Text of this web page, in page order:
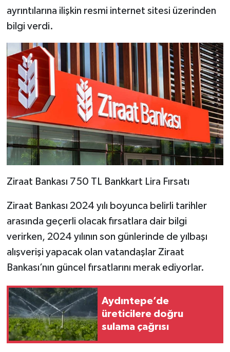
ayrıntılarına ilişkin resmi internet sitesi üzerinden
bilgi verdi.
Ziraat Bankası 750 TL Bankkart Lira Fırsatı
Ziraat Bankası 2024 yılı boyunca belirli tarihler
arasında geçerli olacak fırsatlara dair bilgi
verirken, 2024 yılının son günlerinde de yılbaşı
alışverişi yapacak olan vatandaşlar Ziraat
Bankası’nın güncel fırsatlarını merak ediyorlar.
Aydıntepe’de
üreticilere doğru
sulama çağrısı